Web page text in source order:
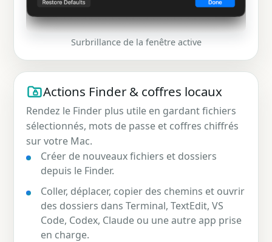
Surbrillance de la fenêtre active
Actions Finder & coffres locaux
Rendez le Finder plus utile en gardant fichiers
sélectionnés, mots de passe et coffres chiffrés
sur votre Mac.
Créer de nouveaux fichiers et dossiers
depuis le Finder.
Coller, déplacer, copier des chemins et ouvrir
des dossiers dans Terminal, TextEdit, VS
Code, Codex, Claude ou une autre app prise
en charge.